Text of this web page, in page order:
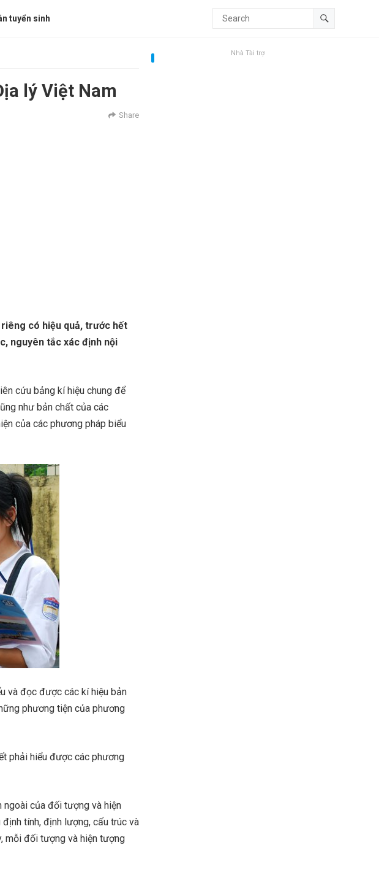
tuyển sinh
lý Việt Nam
Share
có hiệu quả, trước hết
nguyên tắc xác định nội
cứu bảng kí hiệu chung để
như bản chất của các
của các phương pháp biểu
và đọc được các kí hiệu bản
phương tiện của phương
phải hiểu được các phương
ngoài của đối tượng và hiện
tính, định lượng, cấu trúc và
mỗi đối tượng và hiện tượng
Nhà Tài trợ